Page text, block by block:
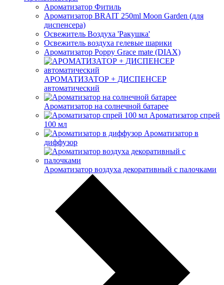
Ароматизатор Фитиль
Ароматизатор BRAIT 250ml Moon Garden (для
диспенсера)
Освежитель Воздуха 'Ракушка'
Освежитель воздуха гелевые шарики
Ароматизатор Poppy Grace mate (DIAX)
АРОМАТИЗАТОР + ДИСПЕНСЕР
автоматический
Ароматизатор на солнечной батарее
Ароматизатор спрей
100 мл
Ароматизатор в
диффузор
Ароматизатор воздуха декоративный с палочками